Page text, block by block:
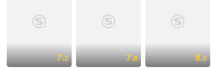
7.2 7.8 8.0